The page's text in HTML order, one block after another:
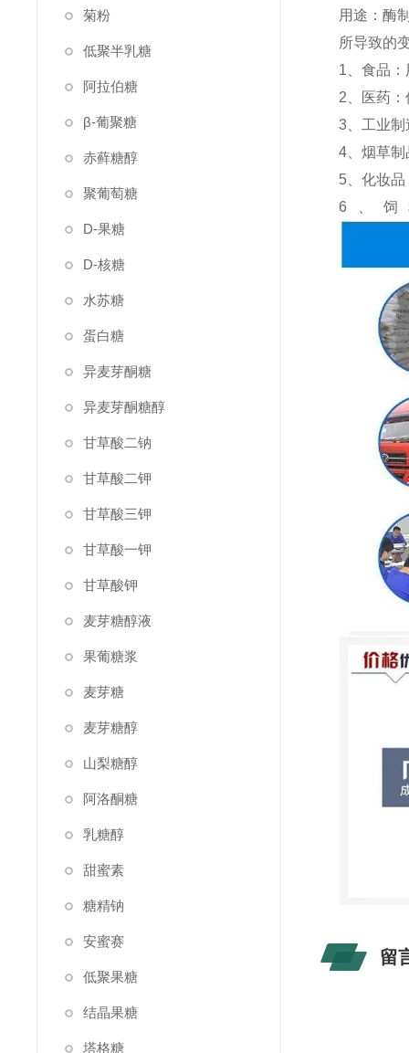
菊粉
低聚半乳糖
阿拉伯糖
β-葡聚糖
赤藓糖醇
聚葡萄糖
D-果糖
D-核糖
水苏糖
蛋白糖
异麦芽酮糖
异麦芽酮糖醇
甘草酸二钠
甘草酸二钾
甘草酸三钾
甘草酸一钾
甘草酸钾
麦芽糖醇液
果葡糖浆
麦芽糖
麦芽糖醇
山梨糖醇
阿洛酮糖
乳糖醇
甜蜜素
糖精钠
安蜜赛
低聚果糖
结晶果糖
塔格糖
用途：酶
所导致的
1、食品
2、医药
3、工业
4、烟草
5、化妆
6、饲
留